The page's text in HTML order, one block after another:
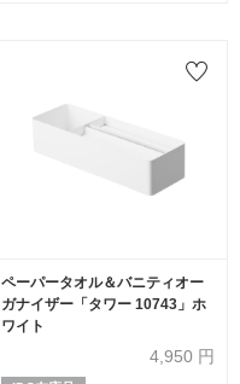
ペーパータオル＆バニティオー
ガナイザー「タワー 10743」ホ
ワイト
4,950 円